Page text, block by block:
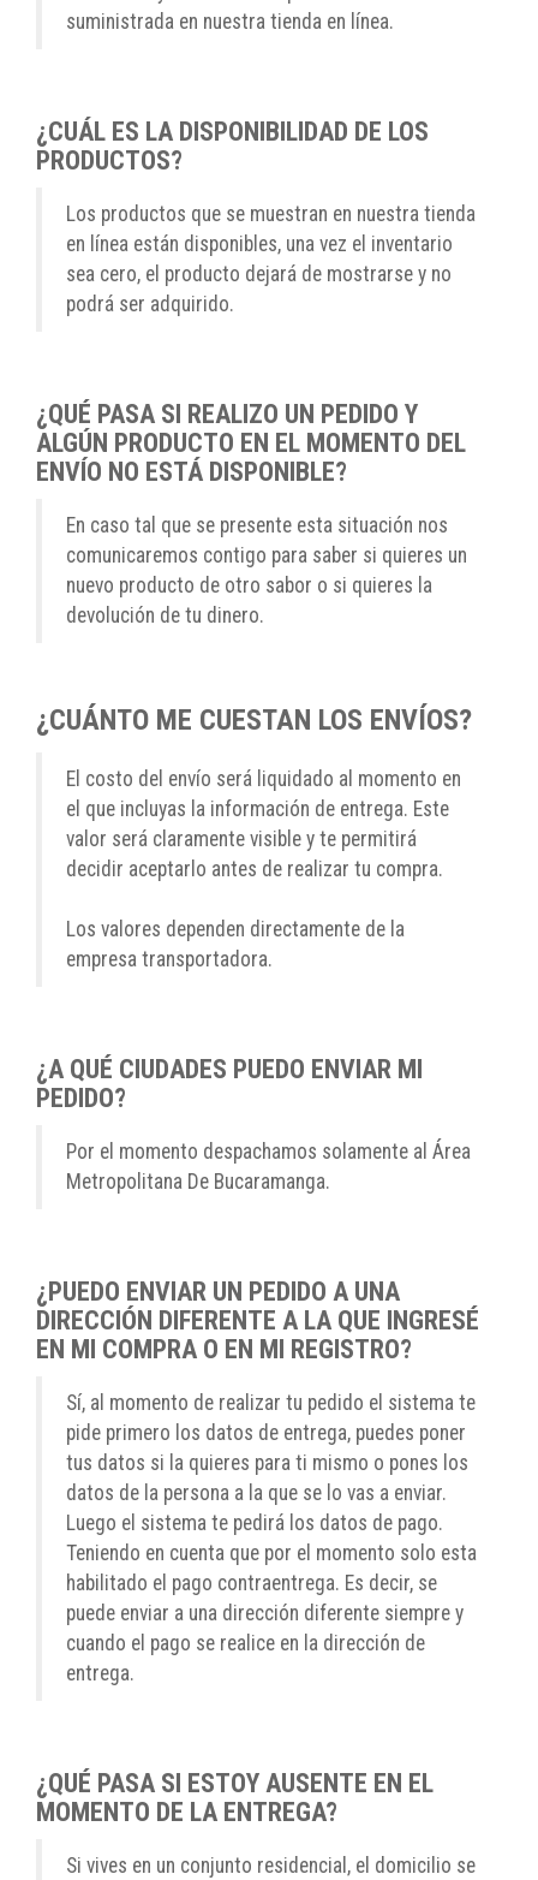
suministrada en nuestra tienda en línea.
¿CUÁL ES LA DISPONIBILIDAD DE LOS
PRODUCTOS?
Los productos que se muestran en nuestra tienda
en línea están disponibles, una vez el inventario
sea cero, el producto dejará de mostrarse y no
podrá ser adquirido.
¿QUÉ PASA SI REALIZO UN PEDIDO Y
ALGÚN PRODUCTO EN EL MOMENTO DEL
ENVÍO NO ESTÁ DISPONIBLE?
En caso tal que se presente esta situación nos
comunicaremos contigo para saber si quieres un
nuevo producto de otro sabor o si quieres la
devolución de tu dinero.
¿CUÁNTO ME CUESTAN LOS ENVÍOS?
El costo del envío será liquidado al momento en
el que incluyas la información de entrega. Este
valor será claramente visible y te permitirá
decidir aceptarlo antes de realizar tu compra.
Los valores dependen directamente de la
empresa transportadora.
¿A QUÉ CIUDADES PUEDO ENVIAR MI
PEDIDO?
Por el momento despachamos solamente al Área
Metropolitana De Bucaramanga.
¿PUEDO ENVIAR UN PEDIDO A UNA
DIRECCIÓN DIFERENTE A LA QUE INGRESÉ
EN MI COMPRA O EN MI REGISTRO?
Sí, al momento de realizar tu pedido el sistema te
pide primero los datos de entrega, puedes poner
tus datos si la quieres para ti mismo o pones los
datos de la persona a la que se lo vas a enviar.
Luego el sistema te pedirá los datos de pago.
Teniendo en cuenta que por el momento solo esta
habilitado el pago contraentrega. Es decir, se
puede enviar a una dirección diferente siempre y
cuando el pago se realice en la dirección de
entrega.
¿QUÉ PASA SI ESTOY AUSENTE EN EL
MOMENTO DE LA ENTREGA?
Si vives en un conjunto residencial, el domicilio se